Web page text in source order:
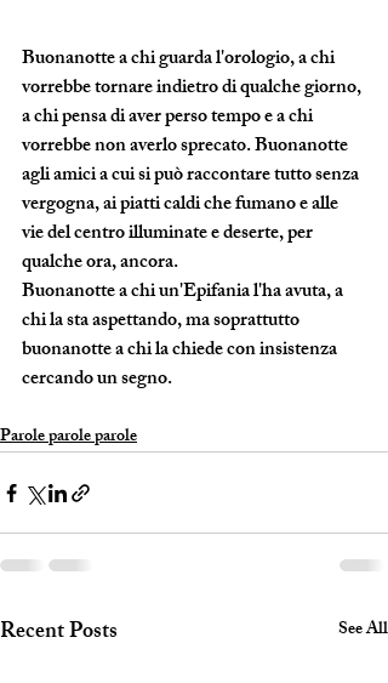
Buonanotte a chi guarda l'orologio, a chi
vorrebbe tornare indietro di qualche giorno,
a chi pensa di aver perso tempo e a chi
vorrebbe non averlo sprecato. Buonanotte
agli amici a cui si può raccontare tutto senza
vergogna, ai piatti caldi che fumano e alle
vie del centro illuminate e deserte, per
qualche ora, ancora.
Buonanotte a chi un'Epifania l'ha avuta, a
chi la sta aspettando, ma soprattutto
buonanotte a chi la chiede con insistenza
cercando un segno.
Parole parole parole
Recent Posts See All